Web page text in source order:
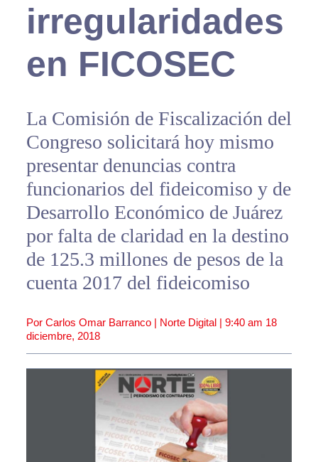
irregularidades
en FICOSEC
La Comisión de Fiscalización del
Congreso solicitará hoy mismo
presentar denuncias contra
funcionarios del fideicomiso y de
Desarrollo Económico de Juárez
por falta de claridad en la destino
de 125.3 millones de pesos de la
cuenta 2017 del fideicomiso
Por Carlos Omar Barranco | Norte Digital | 9:40 am 18
diciembre, 2018